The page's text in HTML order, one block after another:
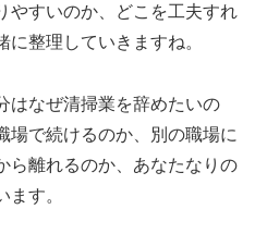
やすいのか、どこを工夫すれ
整理していきますね。
はなぜ清掃業を辞めたいの
場で続けるのか、別の職場に
ら離れるのか、あなたなりの
す。